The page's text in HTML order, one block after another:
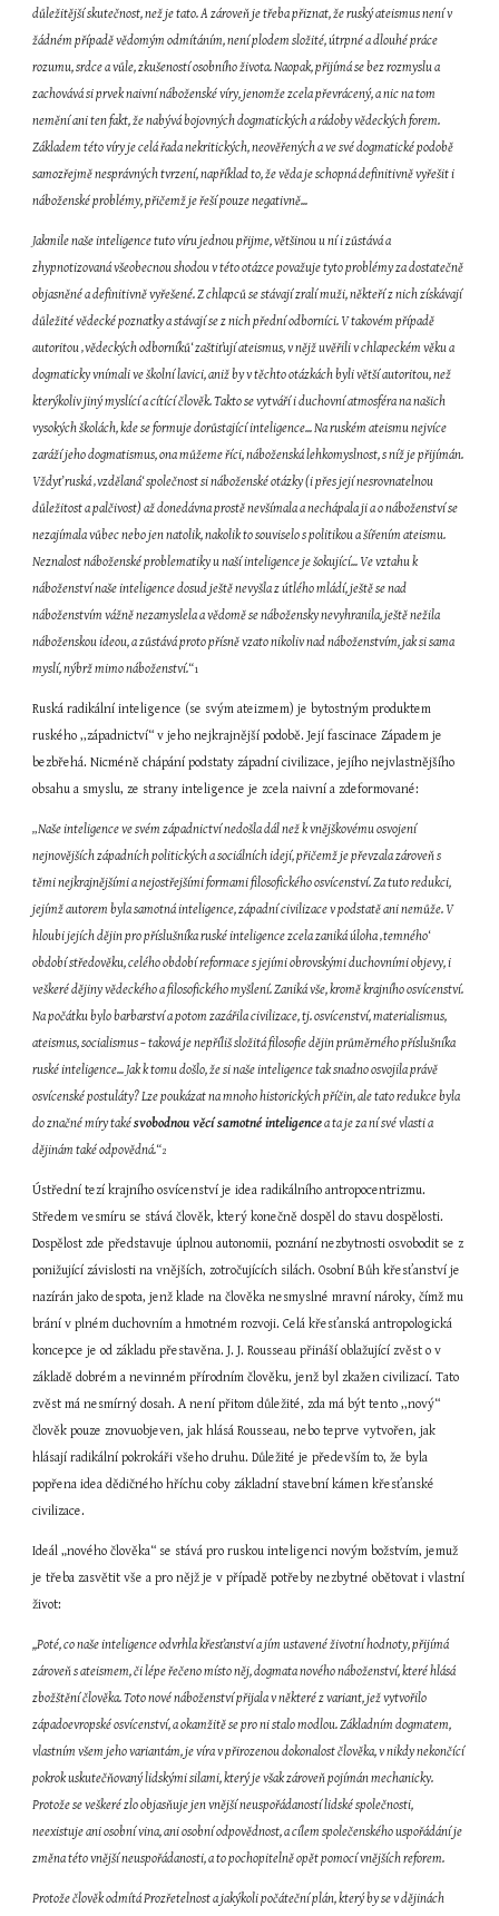
důležitější skutečnost, než je tato. A zároveň je třeba přiznat, že ruský ateismus není v
žádném případě vědomým odmítáním, není plodem složité, útrpné a dlouhé práce
rozumu, srdce a vůle, zkušeností osobního života. Naopak, přijímá se bez rozmyslu a
zachovává si prvek naivní náboženské víry, jenomže zcela převrácený, a nic na tom
nemění ani ten fakt, že nabývá bojovných dogmatických a rádoby vědeckých forem.
Základem této víry je celá řada nekritických, neověřených a ve své dogmatické podobě
samozřejmě nesprávných tvrzení, například to, že věda je schopná definitivně vyřešit i
náboženské problémy, přičemž je řeší pouze negativně...
Jakmile naše inteligence tuto víru jednou přijme, většinou u ní i zůstává a
zhypnotizovaná všeobecnou shodou v této otázce považuje tyto problémy za dostatečně
objasněné a definitivně vyřešené. Z chlapců se stávají zralí muži, někteří z nich získávají
důležité vědecké poznatky a stávají se z nich přední odborníci. V takovém případě
autoritou ‚vědeckých odborníků‘ zaštiťují ateismus, v nějž uvěřili v chlapeckém věku a
dogmaticky vnímali ve školní lavici, aniž by v těchto otázkách byli větší autoritou, než
kterýkoliv jiný myslící a cítící člověk. Takto se vytváří i duchovní atmosféra na našich
vysokých školách, kde se formuje dorůstající inteligence... Na ruském ateismu nejvíce
zaráží jeho dogmatismus, ona můžeme říci, náboženská lehkomyslnost, s níž je přijímán.
Vždyť ruská ‚vzdělaná‘ společnost si náboženské otázky (i přes její nesrovnatelnou
důležitost a palčivost) až donedávna prostě nevšímala a nechápala ji a o náboženství se
nezajímala vůbec nebo jen natolik, nakolik to souviselo s politikou a šířením ateismu.
Neznalost náboženské problematiky u naší inteligence je šokující... Ve vztahu k
náboženství naše inteligence dosud ještě nevyšla z útlého mládí, ještě se nad
náboženstvím vážně nezamyslela a vědomě se nábožensky nevyhranila, ještě nežila
náboženskou ideou, a zůstává proto přísně vzato nikoliv nad náboženstvím, jak si sama
myslí, nýbrž mimo náboženství.“1
Ruská radikální inteligence (se svým ateizmem) je bytostným produktem
ruského ,,západnictví“ v jeho nejkrajnější podobě. Její fascinace Západem je
bezbřehá. Nicméně chápání podstaty západní civilizace, jejího nejvlastnějšího
obsahu a smyslu, ze strany inteligence je zcela naivní a zdeformované:
„Naše inteligence ve svém západnictví nedošla dál než k vnějškovému osvojení
nejnovějších západních politických a sociálních idejí, přičemž je převzala zároveň s
těmi nejkrajnějšími a nejostřejšími formami filosofického osvícenství. Za tuto redukci,
jejímž autorem byla samotná inteligence, západní civilizace v podstatě ani nemůže. V
hloubi jejích dějin pro příslušníka ruské inteligence zcela zaniká úloha ‚temného‘
období středověku, celého období reformace s jejími obrovskými duchovními objevy, i
veškeré dějiny vědeckého a filosofického myšlení. Zaniká vše, kromě krajního osvícenství.
Na počátku bylo barbarství a potom zazářila civilizace, tj. osvícenství, materialismus,
ateismus, socialismus – taková je nepříliš složitá filosofie dějin průměrného příslušníka
ruské inteligence... Jak k tomu došlo, že si naše inteligence tak snadno osvojila právě
osvícenské postuláty? Lze poukázat na mnoho historických příčin, ale tato redukce byla
do značné míry také svobodnou věcí samotné inteligence a ta je za ní své vlasti a
dějinám také odpovědná.“2
Ústřední tezí krajního osvícenství je idea radikálního antropocentrizmu.
Středem vesmíru se stává člověk, který konečně dospěl do stavu dospělosti.
Dospělost zde představuje úplnou autonomii, poznání nezbytnosti osvobodit se z
ponižující závislosti na vnějších, zotročujících silách. Osobní Bůh křesťanství je
nazírán jako despota, jenž klade na člověka nesmyslné mravní nároky, čímž mu
brání v plném duchovním a hmotném rozvoji. Celá křesťanská antropologická
koncepce je od základu přestavěna. J. J. Rousseau přináší oblažující zvěst o v
základě dobrém a nevinném přírodním člověku, jenž byl zkažen civilizací. Tato
zvěst má nesmírný dosah. A není přitom důležité, zda má být tento ,,nový“
člověk pouze znovuobjeven, jak hlásá Rousseau, nebo teprve vytvořen, jak
hlásají radikální pokrokáři všeho druhu. Důležité je především to, že byla
popřena idea dědičného hříchu coby základní stavební kámen křesťanské
civilizace.
Ideál „nového člověka“ se stává pro ruskou inteligenci novým božstvím, jemuž
je třeba zasvětit vše a pro nějž je v případě potřeby nezbytné obětovat i vlastní
život:
,,Poté, co naše inteligence odvrhla křesťanství a jím ustavené životní hodnoty, přijímá
zároveň s ateismem, či lépe řečeno místo něj, dogmata nového náboženství, které hlásá
zbožštění člověka. Toto nové náboženství přijala v některé z variant, jež vytvořilo
západoevropské osvícenství, a okamžitě se pro ni stalo modlou. Základním dogmatem,
vlastním všem jeho variantám, je víra v přirozenou dokonalost člověka, v nikdy nekončící
pokrok uskutečňovaný lidskými silami, který je však zároveň pojímán mechanicky.
Protože se veškeré zlo objasňuje jen vnější neuspořádaností lidské společnosti,
neexistuje ani osobní vina, ani osobní odpovědnost, a cílem společenského uspořádání je
změna této vnější neuspořádanosti, a to pochopitelně opět pomocí vnějších reforem.
Protože člověk odmítá Prozřetelnost a jakýkoli počáteční plán, který by se v dějinách